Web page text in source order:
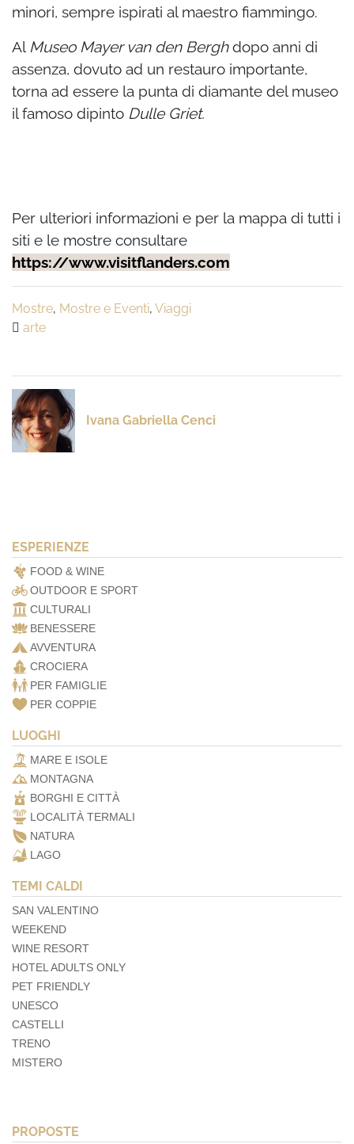
minori, sempre ispirati al maestro fiammingo.
Al Museo Mayer van den Berghdopo anni di
assenza, dovuto ad un restauro importante,
torna ad essere la punta di diamante del museo
il famoso dipinto Dulle Griet.
Per ulteriori informazioni e per la mappa di tutti i
siti e le mostre consultare
https://www.visitflanders.com
Mostre, Mostre e Eventi, Viaggi
arte
Ivana Gabriella Cenci
ESPERIENZE
FOOD & WINE
OUTDOOR E SPORT
CULTURALI
BENESSERE
AVVENTURA
CROCIERA
PER FAMIGLIE
PER COPPIE
LUOGHI
MARE E ISOLE
MONTAGNA
BORGHI E CITTÀ
LOCALITÀ TERMALI
NATURA
LAGO
TEMI CALDI
SAN VALENTINO
WEEKEND
WINE RESORT
HOTEL ADULTS ONLY
PET FRIENDLY
UNESCO
CASTELLI
TRENO
MISTERO
PROPOSTE